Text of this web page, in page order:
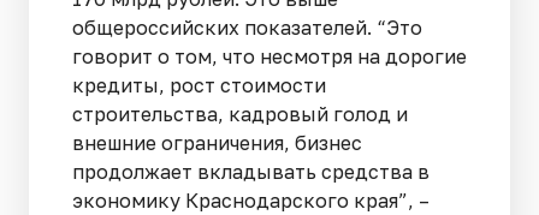
общероссийских показателей. “Это
говорит о том, что несмотря на дорогие
кредиты, рост стоимости
строительства, кадровый голод и
внешние ограничения, бизнес
продолжает вкладывать средства в
экономику Краснодарского края”, –